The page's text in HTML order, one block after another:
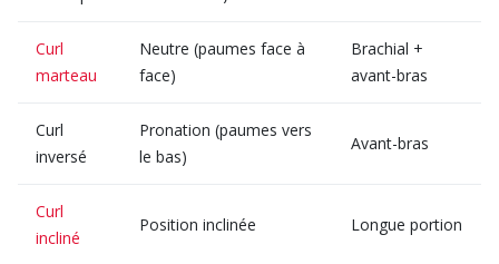
Curl
marteau
Neutre (paumes face à
face)
Brachial +
avant-bras
Curl
inversé
Pronation (paumes vers
le bas)
Avant-bras
Curl
incliné
Position inclinée Longue portion